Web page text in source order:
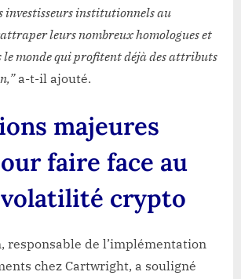
investisseurs institutionnels au
leurs nombreux homologues et
le monde qui profitent déjà des attributs
a-t-il ajouté.
majeures
faire face au
crypto
responsable de l’implémentation
chez Cartwright, a souligné